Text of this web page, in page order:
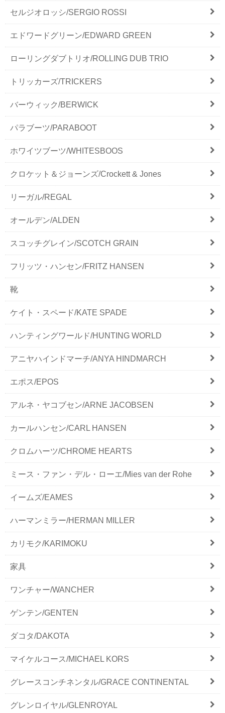
セルジオロッシ/SERGIO ROSSI
エドワードグリーン/EDWARD GREEN
ローリングダブトリオ/ROLLING DUB TRIO
トリッカーズ/TRICKERS
バーウィック/BERWICK
パラブーツ/PARABOOT
ホワイツブーツ/WHITESBOOS
クロケット＆ジョーンズ/Crockett & Jones
リーガル/REGAL
オールデン/ALDEN
スコッチグレイン/SCOTCH GRAIN
フリッツ・ハンセン/FRITZ HANSEN
靴
ケイト・スペード/KATE SPADE
ハンティングワールド/HUNTING WORLD
アニヤハインドマーチ/ANYA HINDMARCH
エポス/EPOS
アルネ・ヤコブセン/ARNE JACOBSEN
カールハンセン/CARL HANSEN
クロムハーツ/CHROME HEARTS
ミース・ファン・デル・ローエ/Mies van der Rohe
イームズ/EAMES
ハーマンミラー/HERMAN MILLER
カリモク/KARIMOKU
家具
ワンチャー/WANCHER
ゲンテン/GENTEN
ダコタ/DAKOTA
マイケルコース/MICHAEL KORS
グレースコンチネンタル/GRACE CONTINENTAL
グレンロイヤル/GLENROYAL